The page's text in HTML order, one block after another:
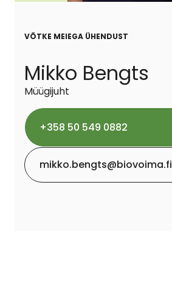
VÕTKE MEIEGA ÜHENDUST
Mikko Bengts
Müügijuht
+358 50 549 0882
mikko.bengts@biovoima.fi